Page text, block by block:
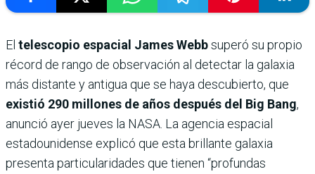
El telescopio espacial James Webbsuperó su propio
récord de rango de observación al detectar la galaxia
más distante y antigua que se haya descubierto, que
existió 290 millones de años después del Big Bang,
anunció ayer jueves la NASA. La agencia espacial
estadounidense explicó que esta brillante galaxia
presenta particularidades que tienen “profundas